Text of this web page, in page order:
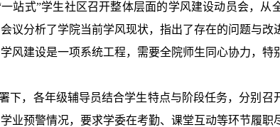
站式”学生社区召开整体层面的学风建设动员会，从
议分析了学院当前学风现状，指出了存在的问题与改
风建设是一项系统工程，需要全院师生同心协力，特
下，各年级辅导员结合学生特点与阶段任务，分别召
业预警情况，要求学委在考勤、课堂互动等环节履